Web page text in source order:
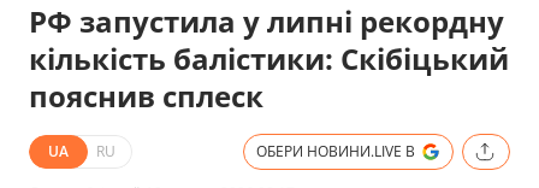
РФ запустила у липні рекордну
кількість балістики: Скібіцький
пояснив сплеск
UA RU ОБЕРИ НОВИНИ.LIVE В